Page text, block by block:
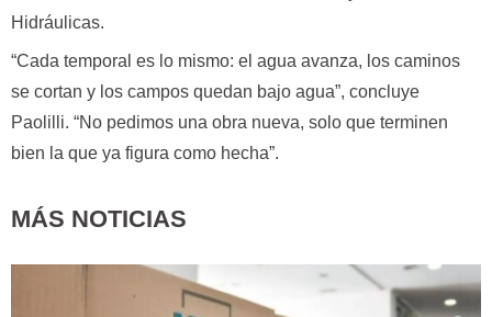
Hidráulicas.
“Cada temporal es lo mismo: el agua avanza, los caminos
se cortan y los campos quedan bajo agua”, concluye
Paolilli. “No pedimos una obra nueva, solo que terminen
bien la que ya figura como hecha”.
MÁS NOTICIAS